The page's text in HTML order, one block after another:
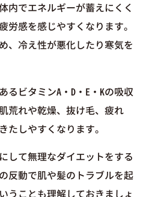
内でエネルギーが蓄えにくく
労感を感じやすくなります。
、冷え性が悪化したり寒気を
るビタミンA・D・E・Kの吸収
荒れや乾燥、抜け毛、疲れ
たしやすくなります。
して無理なダイエットをする
反動で肌や髪のトラブルを起
うことも理解しておきましょ